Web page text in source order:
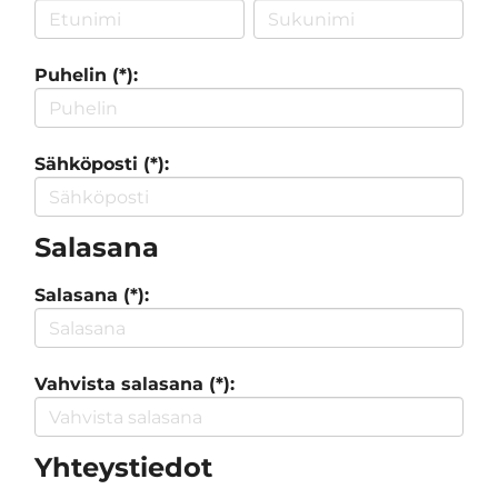
Puhelin (*):
Sähköposti (*):
Salasana
Salasana (*):
Vahvista salasana (*):
Yhteystiedot